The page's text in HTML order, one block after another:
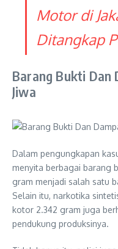
Motor di
Ditangkap
Barang Bukti Dan
Jiwa
Dalam pengungkapan
menyita berbagai barang
gram menjadi salah satu
Selain itu, narkotika
kotor 2.342 gram juga
pendukung produksinya.